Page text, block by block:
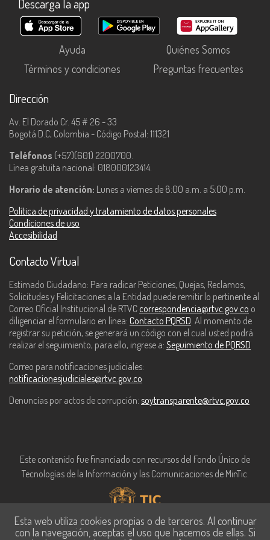
Descarga la app
Ayuda
Quiénes Somos
Términos y condiciones
Preguntas frecuentes
Dirección
Av. El Dorado Cr. 45 # 26 - 33
Bogotá D.C, Colombia - Código Postal: 111321
Teléfonos (+57)(601) 2200700.
Línea gratuita nacional: 018000123414.
Horario de atención: Lunes a viernes de 8:00 a.m. a 5:00 p.m.
Política de privacidad y tratamiento de datos personales
Condiciones de uso
Accesibilidad
Contacto Virtual
Estimado Ciudadano: Para radicar Peticiones, Quejas, Reclamos,
Solicitudes y Felicitaciones a la Entidad puede remitir lo pertinente al
Correo Oficial Institucional de RTVC correspondencia@rtvc.gov.co o
diligenciar el formulario en línea: Contacto PQRSD. Al momento de
registrar su petición, se generará un código con el cual usted podrá
realizar el seguimiento, para ello, ingrese a: Seguimiento de PQRSD
Correo para notificaciones judiciales:
notificacionesjudiciales@rtvc.gov.co
Denuncias por actos de corrupción: soytransparente@rtvc.gov.co
Este contenido fue financiado con recursos del Fondo Único de
Tecnologías de la Información y las Comunicaciones de MinTic.
Esta web utiliza cookies propias o de terceros. Al continuar
con la navegación, aceptas el uso que hacemos de ellas. Si